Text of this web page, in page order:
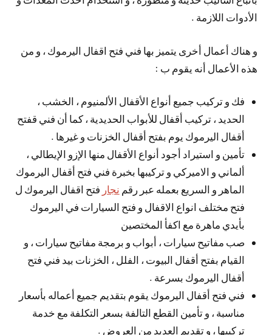
الأدوات اللازمة .
و هناك أعمال أخرى يتميز بها فني فتح اقفال اليرموك ، و من
هذه الأعمال أنه يقوم ب :
فك و تركيب جميع أنواع الأقفال الألمنيوم ، الخشب ،
الحديد ، تركيب أقفال للأبواب الحديدية ، كما أن فني قفتح
أقفال اليرموك يوم بفتح أقفال الخزنات و غيرها .
تأمين و استيراد أجود أنواع الأقفال منها الإزو الإيطالي ،
ألماني و الاميركي و تركيبها بخبرة فني فتح أقفال اليرموك
الماهر و السريع بعمله عبر رقم نجار فتح اقفال اليرموك ل
فتح مختلف انواع الاقفال و فتح السيارات في اليرموك
بأيدي ماهرة مع اكفأ المختصين
صب مفاتيح سيارات ، أبواب و برمجة مفاتيح سيارات ، و
القيام بفتح أقفال البيوت ، الفلل ، الخزنات بيد فني فتح
أقفال اليرموك بسرعة .
فني فتح أقفال اليرموك يقوم بتقديم جميع أعماله بأسعار
مناسبة ، و تأمين القطع التالفة بسعر التكلفة مع خدمة
تركيبها ، و تقديم العديد من العروض .